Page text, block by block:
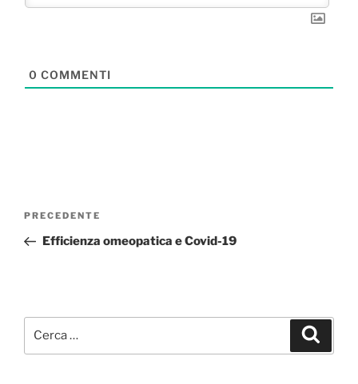
0 COMMENTI
Navigazione
Articolo
precedente:
PRECEDENTE
Efficienza omeopatica e Covid-19